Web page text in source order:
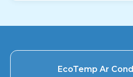
EcoTemp Ar